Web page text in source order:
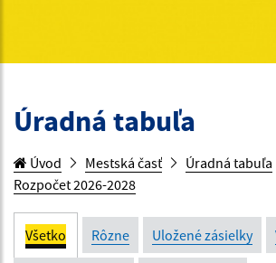
Úradná tabuľa
Úvod Mestská časť
Úradná tabuľa
Rozpočet 2026-2028
Všetko Rôzne Uložené zásielky